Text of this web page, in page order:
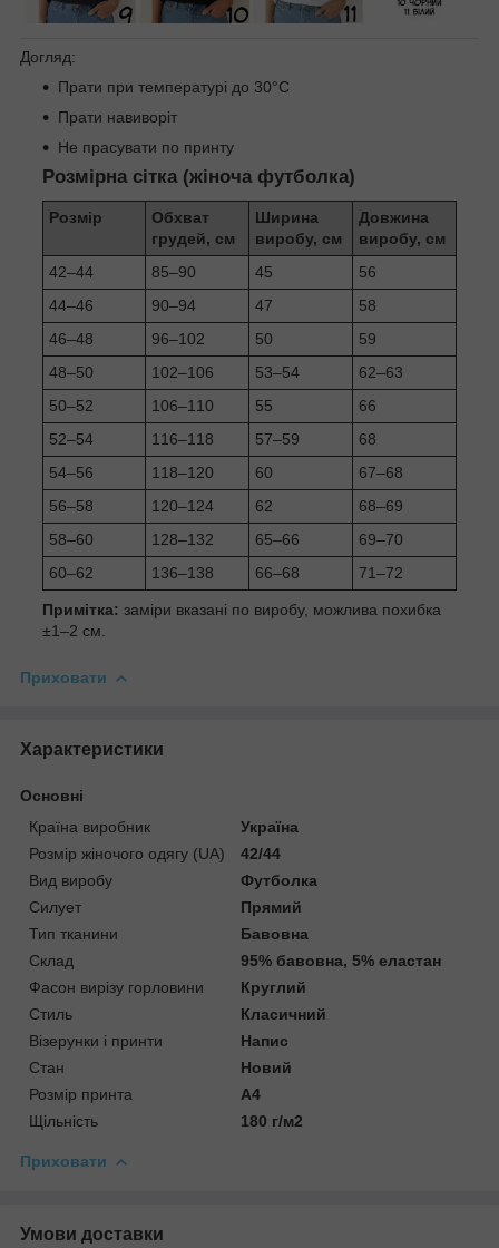
Догляд:
Прати при температурі до 30°C
Прати навиворіт
Не прасувати по принту
Розмірна сітка (жіноча футболка)
Розмір
Обхват
грудей, см
Ширина
виробу, см
Довжина
виробу, см
42–44
85–90 45
56
44–46
90–94 47
58
46–48
96–102 50
59
48–50
102–106 53–54
62–63
50–52
106–110 55
66
52–54
116–118 57–59
68
54–56
118–120 60
67–68
56–58
120–124 62
68–69
58–60
128–132 65–66
69–70
60–62
136–138 66–68 71–72
Примітка: заміри вказані по виробу, можлива похибка
±1–2 см.
Приховати
Характеристики
Основні
Країна виробник
Україна
Розмір жіночого одягу (UA)
42/44
Вид виробу
Футболка
Силует
Прямий
Тип тканини
Бавовна
Склад
95% бавовна, 5% еластан
Фасон вирізу горловини
Круглий
Стиль
Класичний
Візерунки і принти
Напис
Стан
Новий
Розмір принта
А4
Щільність
180 г/м2
Приховати
Умови доставки